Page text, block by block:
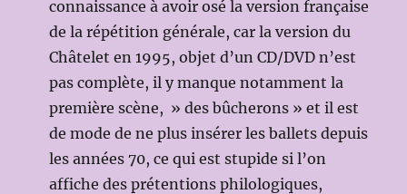
connaissance à avoir osé la version française
de la répétition générale, car la version du
Châtelet en 1995, objet d’un CD/DVD n’est
pas complète, il y manque notamment la
première scène, » des bûcherons » et il est
de mode de ne plus insérer les ballets depuis
les années 70, ce qui est stupide si l’on
affiche des prétentions philologiques,